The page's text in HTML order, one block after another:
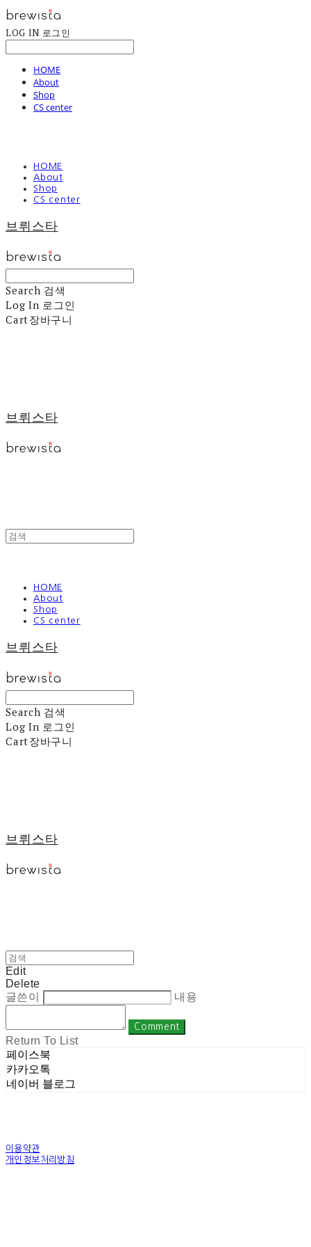
LOG IN 로그인
HOME
About
Shop
CS center
HOME
About
Shop
CS center
브뤼스타
Search 검색
Log In 로그인
Cart장바구니
브뤼스타
HOME
About
Shop
CS center
브뤼스타
Search 검색
Log In 로그인
Cart장바구니
브뤼스타
Edit
Delete
글쓴이
내용
Comment
Return To List
페이스북
카카오톡
네이버 블로그
이용약관
개인정보처리방침